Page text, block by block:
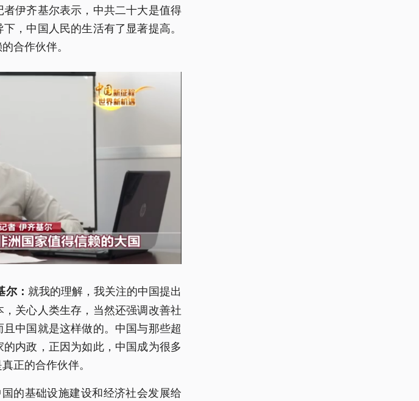
伊齐基尔表示，中共二十大是值得
，中国人民的生活有了显著提高。
合作伙伴。
： 就我的理解，我关注的中国提出
关心人类生存，当然还强调改善社
中国就是这样做的。中国与那些超
内政，正因为如此，中国成为很多
正的合作伙伴。
的基础设施建设和经济社会发展给